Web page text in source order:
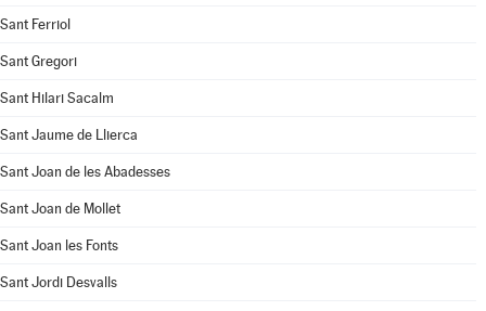
Sant Ferriol
Sant Gregori
Sant Hilari Sacalm
Sant Jaume de Llierca
Sant Joan de les Abadesses
Sant Joan de Mollet
Sant Joan les Fonts
Sant Jordi Desvalls